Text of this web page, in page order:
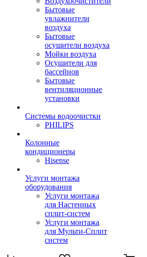
Бытовые
увлажнители
воздуха
Бытовые
осушители воздуха
Мойки воздуха
Осушители для
бассейнов
Бытовые
вентиляционные
установки
Системы водоочистки
PHILIPS
Колонные
кондиционеры
Hisense
Услуги монтажа
оборудования
Услуги монтажа
для Настенных
сплит-систем
Услуги монтажа
для Мульти-Сплит
систем